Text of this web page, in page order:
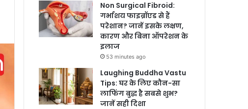
Non Surgical Fibroid:
गर्भाशय फाइब्रॉएड से हैं
परेशान? जानें इसके लक्षण,
कारण और बिना ऑपरेशन के
इलाज
53 minutes ago
Laughing Buddha Vastu
Tips: घर के लिए कौन-सा
लाफिंग बुद्ध है सबसे शुभ?
जानें सही दिशा